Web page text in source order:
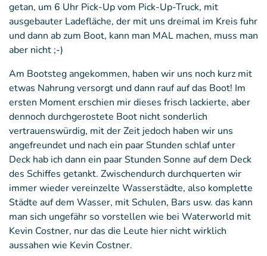
getan, um 6 Uhr Pick-Up vom Pick-Up-Truck, mit
ausgebauter Ladefläche, der mit uns dreimal im Kreis fuhr
und dann ab zum Boot, kann man MAL machen, muss man
aber nicht ;-)
Am Bootsteg angekommen, haben wir uns noch kurz mit
etwas Nahrung versorgt und dann rauf auf das Boot! Im
ersten Moment erschien mir dieses frisch lackierte, aber
dennoch durchgerostete Boot nicht sonderlich
vertrauenswürdig, mit der Zeit jedoch haben wir uns
angefreundet und nach ein paar Stunden schlaf unter
Deck hab ich dann ein paar Stunden Sonne auf dem Deck
des Schiffes getankt. Zwischendurch durchquerten wir
immer wieder vereinzelte Wasserstädte, also komplette
Städte auf dem Wasser, mit Schulen, Bars usw. das kann
man sich ungefähr so vorstellen wie bei Waterworld mit
Kevin Costner, nur das die Leute hier nicht wirklich
aussahen wie Kevin Costner.